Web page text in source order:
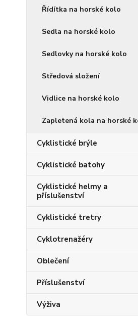
Řídítka na horské kolo
Sedla na horské kolo
Sedlovky na horské kolo
Středová složení
Vidlice na horské kolo
Zapletená kola na horské
Cyklistické brýle
Cyklistické batohy
Cyklistické helmy a
příslušenství
Cyklistické tretry
Cyklotrenažéry
Oblečení
Příslušenství
Výživa